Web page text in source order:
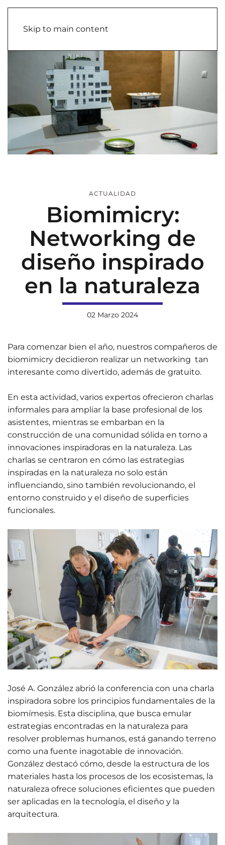
Skip to main content
ACTUALIDAD
Biomimicry:
Networking de
diseño inspirado
en la naturaleza
02 Marzo 2024
Para comenzar bien el año, nuestros compañeros de
biomimicry decidieron realizar un networking tan
interesante como divertido, además de gratuito.
En esta actividad, varios expertos ofrecieron charlas
informales para ampliar la base profesional de los
asistentes, mientras se embarban en la
construcción de una comunidad sólida en torno a
innovaciones inspiradoras en la naturaleza. Las
charlas se centraron en cómo las estrategias
inspiradas en la naturaleza no solo están
influenciando, sino también revolucionando, el
entorno construido y el diseño de superficies
funcionales.
José A. González abrió la conferencia con una charla
inspiradora sobre los principios fundamentales de la
biomímesis. Esta disciplina, que busca emular
estrategias encontradas en la naturaleza para
resolver problemas humanos, está ganando terreno
como una fuente inagotable de innovación.
González destacó cómo, desde la estructura de los
materiales hasta los procesos de los ecosistemas, la
naturaleza ofrece soluciones eficientes que pueden
ser aplicadas en la tecnología, el diseño y la
arquitectura.